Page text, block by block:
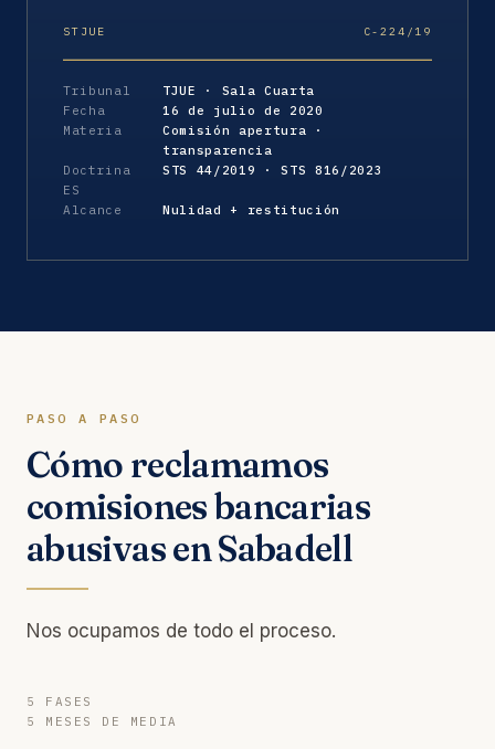
STJUE C-224/19
Tribunal
TJUE · Sala Cuarta
Fecha
16 de julio de 2020
Materia
Comisión apertura ·
transparencia
Doctrina
ES
STS 44/2019 · STS 816/2023
Alcance Nulidad + restitución
PASO A PASO
Cómo reclamamos
comisiones bancarias
abusivas en Sabadell
Nos ocupamos de todo el proceso.
5 FASES
5 MESES DE MEDIA